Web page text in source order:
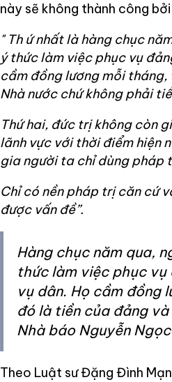
này sẽ không thành công
" Th ứ nhất là hàng chục
ý thức làm việc phục vụ
cầm đồng lương mỗi
Nhà nước chứ không phải
Thứ hai, đức trị không còn
lãnh vực với thời điểm hiện
gia người ta chỉ dùng pháp
Chỉ có nền pháp trị căn cứ
được vấn đề”.
Hàng chục năm qua,
thức làm việc phục vụ
vụ dân. Họ cầm đồng
đó là tiền của đảng
Nhà báo Nguyễn
Theo Luật sư Đặng Đình